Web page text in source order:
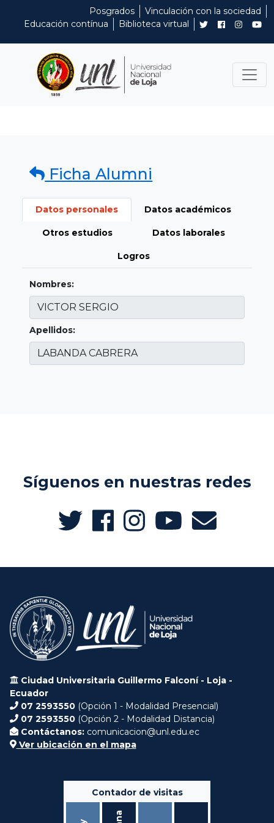
Posgrados
Vinculación con la sociedad
Educación contínua
Biblioteca virtual
Ficha Alumni
Datos personales Datos académicos
Otros estudios Datos laborales
Logros
Nombres:
Apellidos:
Síguenos en nuestras redes
Ciudad Universitaria Guillermo Falconí - Loja -
Ecuador
07 2593550 (Opción 1 - Modalidad Presencial)
07 2593550 (Opción 2 - Modalidad Distancia)
Contáctanos: comunicacion@unl.edu.ec
Ver ubicación en el mapa
Contador de visitas